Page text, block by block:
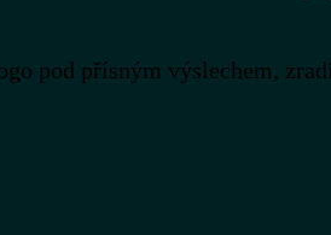
pod přísným výslechem,